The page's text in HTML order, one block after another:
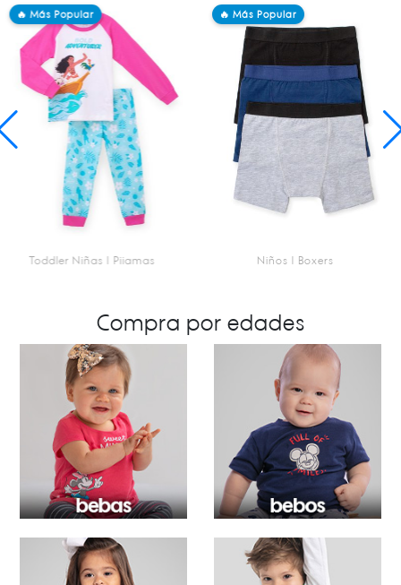
🔥 Más Popular
Toddler Niñas | Pijamas
$11.95
🔥 Más Popular
Niños | Boxers
$10.95
Compra por edades